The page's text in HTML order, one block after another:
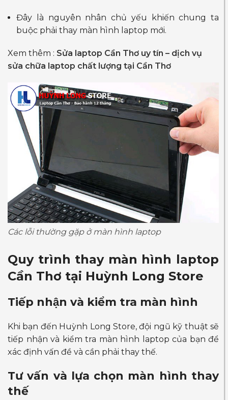
Đây là nguyên nhân chủ yếu khiến chung ta
buộc phải thay màn hình laptop mới.
Xem thêm : Sửa laptop Cần Thơ uy tín – dịch vụ
sửa chữa laptop chất lượng tại Cần Thơ
Các lỗi thường gặp ở màn hình laptop
Quy trình thay màn hình laptop
Cần Thơ tại Huỳnh Long Store
Tiếp nhận và kiểm tra màn hình
Khi bạn đến Huỳnh Long Store, đội ngũ kỹ thuật sẽ
tiếp nhận và kiểm tra màn hình laptop của bạn để
xác định vấn đề và cần phải thay thế.
Tư vấn và lựa chọn màn hình thay
thế